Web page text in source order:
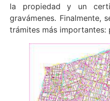
la propiedad y un
gravámenes. Finalmente,
trámites más importantes: